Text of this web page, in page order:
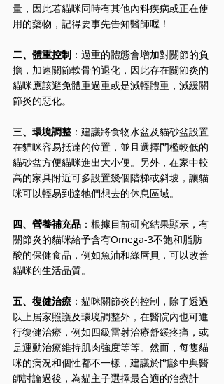
量，因此若貓咪同時有其他內科疾病或正在使
用的藥物，記得要事先告知醫師喔！
二、體重控制 ：過重的體態會增加對關節的負
擔，加速關節軟骨的退化，因此存在關節炎的
貓咪應該避免體重過重或是減輕體重，減緩關
節炎的惡化。
三、環境調整 ：建議將食物水盆及貓砂盆設置
在貓咪容易抵達的位置，並且選擇門檻較低的
貓砂盆方便貓咪進出大小便。另外，在家中較
高的家具附近可多設置幾個階梯或斜坡，讓貓
咪可以輕易到達牠們想去的休息區域。
四、營養補充品 ：根據目前研究結果顯示，有
關節炎的貓咪給予含有Omega-3不飽和脂肪
酸的保健食品，例如魚油和綠唇貝，可以改善
貓咪的生活品質。
五、復健治療 ：貓咪關節炎的控制，除了透過
以上居家照護及環境調整外，在醫院內也可進
行復健治療，例如四級雷射治療舒緩疼痛，或
是運動治療維持肌肉強度等等。然而，每隻貓
咪的病況和個性都不一樣，建議於門診中與醫
師討論過後，為貓主子選擇最合適的治療計